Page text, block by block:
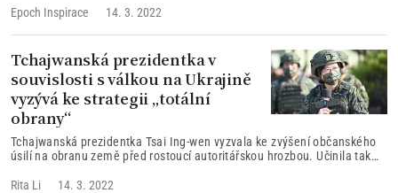
představení, které jsme kdy v divadle viděli, a příští rok přijdeme znovu.“
tradiční čínskou kulturu, která byla za vlády komunismu téměř
nenávratně zničena…
Epoch Inspirace 14. 3. 2022
Tchajwanská prezidentka v
souvislosti s válkou na Ukrajině
vyzývá ke strategii „totální
obrany“
Tchajwanská prezidentka Tsai Ing-wen vyzvala ke zvýšení občanského
úsilí na obranu země před rostoucí autoritářskou hrozbou. Učinila tak
hlavního města Tchaj-pej. Odkazovala přitom na probíhající válku na
Rita Li 14. 3. 2022